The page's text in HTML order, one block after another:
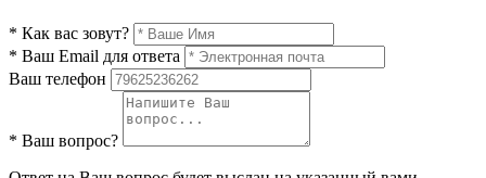
* Как вас зовут?
* Ваш Email для ответа
Ваш телефон
* Ваш вопрос?